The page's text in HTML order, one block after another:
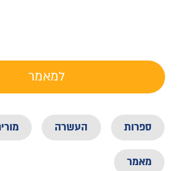
למאמר
ספרות העשרה
מאמר